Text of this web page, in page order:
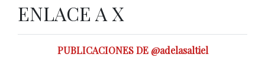
ENLACE A X
PUBLICACIONES DE @adelasaltiel